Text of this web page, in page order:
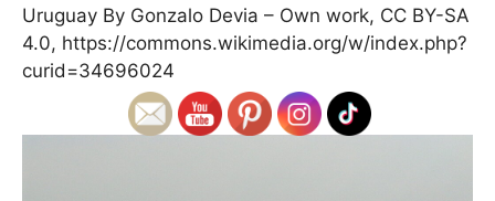
Uruguay By Gonzalo Devia – Own work, CC BY-SA
4.0, https://commons.wikimedia.org/w/index.php?
curid=34696024